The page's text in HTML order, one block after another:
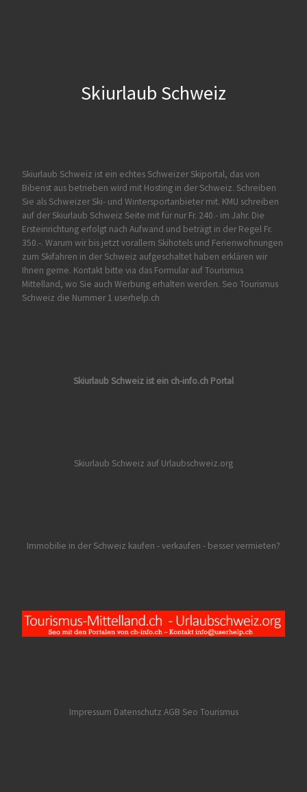
Skiurlaub Schweiz
Skiurlaub Schweiz ist ein echtes Schweizer Skiportal, das von
Biberist aus betrieben wird mit Hosting in der Schweiz. Schreiben
Sie als Schweizer Ski- und Wintersportanbieter mit. KMU schreiben
auf der Skiurlaub Schweiz Seite mit für nur Fr. 240.- im Jahr. Die
Ersteinrichtung erfolgt nach Aufwand und beträgt in der Regel Fr.
350.-. Warum wir bis jetzt vorallem Skihotels und Ferienwohnungen
zum Skifahren in der Schweiz aufgeschaltet haben erklären wir
Ihnen gerne. Kontakt bitte via das Formular aufTourismus
Mittelland, wo Sie auch Werbung erhalten werden. Seo Tourismus
Schweiz die Nummer 1 userhelp.ch
Skiurlaub Schweiz ist ein ch-info.ch Portal
Skiurlaub Schweiz auf Urlaubschweiz.org
Immobilie in der Schweiz kaufen - verkaufen - besser vermieten?
Impressum Datenschutz AGB Seo Tourismus